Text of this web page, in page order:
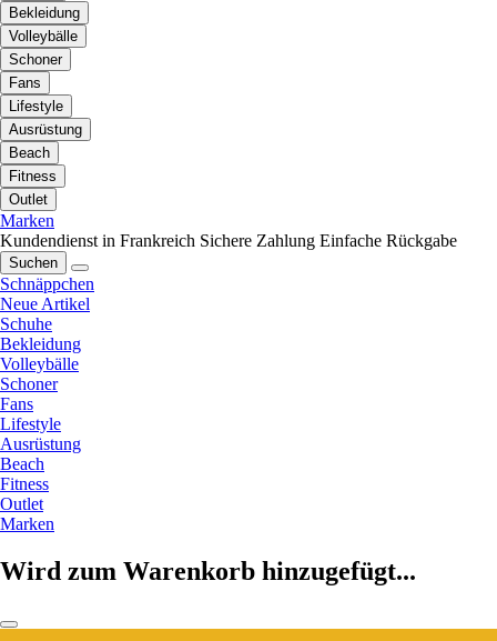
Bekleidung
Volleybälle
Schoner
Fans
Lifestyle
Ausrüstung
Beach
Fitness
Outlet
Marken
Kundendienst in Frankreich Sichere Zahlung Einfache Rückgabe
Suchen
Schnäppchen
Neue Artikel
Schuhe
Bekleidung
Volleybälle
Schoner
Fans
Lifestyle
Ausrüstung
Beach
Fitness
Outlet
Marken
Wird zum Warenkorb hinzugefügt...